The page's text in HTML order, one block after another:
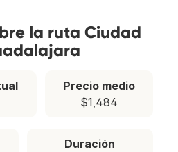
la ruta Ciudad
Precio medio
$1,484
Duración